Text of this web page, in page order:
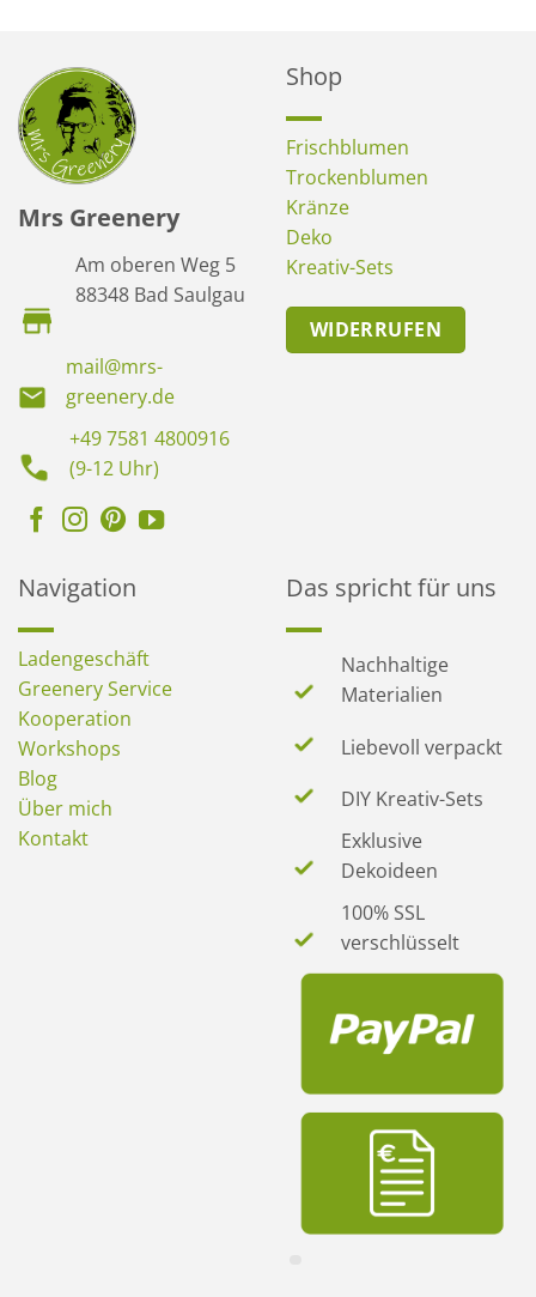
Mrs Greenery
Am oberen Weg 5
88348 Bad Saulgau
mail@mrs-
greenery.de
+49 7581 4800916
(9-12 Uhr)
Shop
Frischblumen
Trockenblumen
Kränze
Deko
Kreativ-Sets
WIDERRUFEN
Navigation
Ladengeschäft
Greenery Service
Kooperation
Workshops
Blog
Über mich
Kontakt
Das spricht für uns
Nachhaltige
Materialien
Liebevoll verpackt
DIY Kreativ-Sets
Exklusive
Dekoideen
100% SSL
verschlüsselt